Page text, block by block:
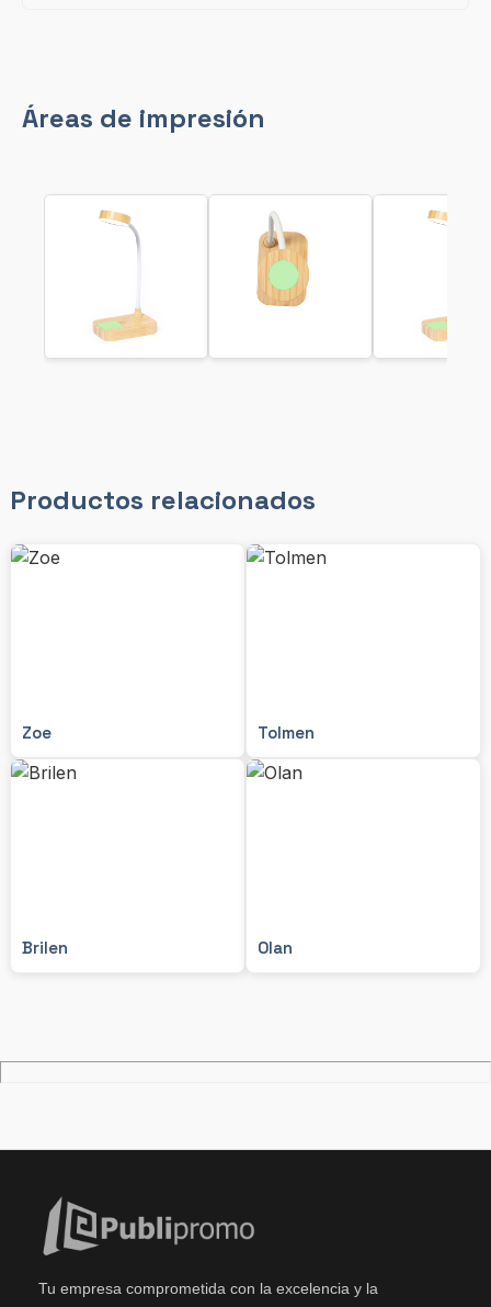
Áreas de impresión
Productos relacionados
Zoe Tolmen
Brilen Olan
Tu empresa comprometida con la excelencia y la